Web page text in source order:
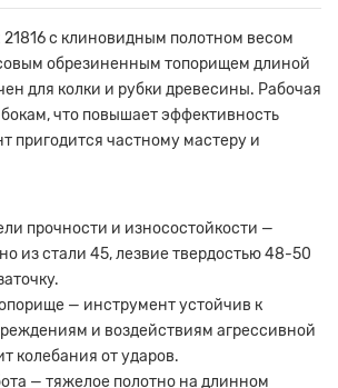
с клиновидным полотном весом
обрезиненным топорищем длиной
для колки и рубки древесины. Рабочая
что повышает эффективность
пригодится частному мастеру и
прочности и износостойкости —
из стали 45, лезвие твердостью 48-50
— инструмент устойчив к
и воздействиям агрессивной
колебания от ударов.
— тяжелое полотно на длинном